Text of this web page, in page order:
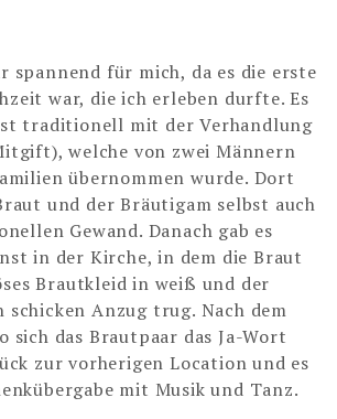
spannend für mich, da es die erste
war, die ich erleben durfte. Es
traditionell mit der Verhandlung
welche von zwei Männern
übernommen wurde. Dort
und der Bräutigam selbst auch
Gewand. Danach gab es
in der Kirche, in dem die Braut
Brautkleid in weiß und der
schicken Anzug trug. Nach dem
sich das Brautpaar das Ja-Wort
zur vorherigen Location und es
mit Musik und Tanz.